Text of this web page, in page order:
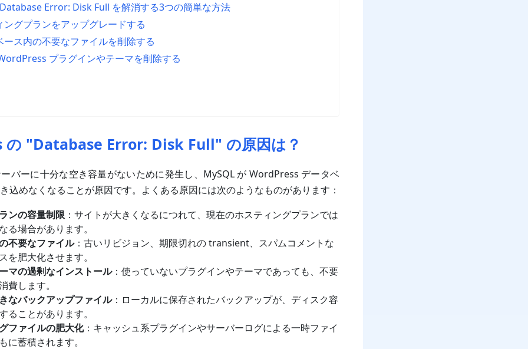
Error: Disk Full を解消する3つの簡単な方法
ングプランをアップグレードする
ース内の不要なファイルを削除する
プラグインやテーマを削除する
の "Database Error: Disk Full" の原因は？
バーに十分な空き容量がないために発生し、MySQL が WordPress データベ
込めなくなることが原因です。よくある原因には次のようなものがあります：
ンの容量制限 ：サイトが大きくなるにつれて、現在のホスティングプランでは
る場合があります。
不要なファイル：古いリビジョン、期限切れの transient、スパムコメントな
を肥大化させます。
マの過剰なインストール：使っていないプラグインやテーマであっても、不要
費します。
なバックアップファイル：ローカルに保存されたバックアップが、ディスク容
ることがあります。
ファイルの肥大化：キャッシュ系プラグインやサーバーログによる一時ファイ
に蓄積されます。